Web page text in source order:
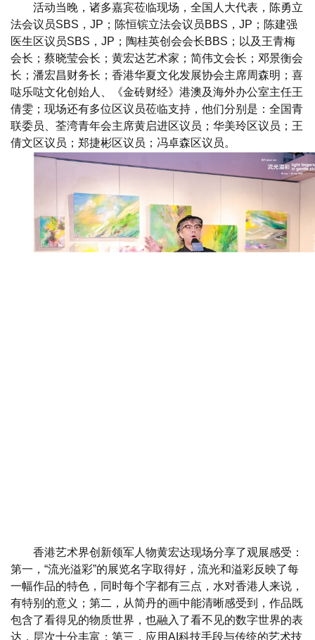
活动当晚，诸多嘉宾莅临现场，全国人大代表，陈勇立
法会议员SBS，JP；陈恒镔立法会议员BBS，JP；陈建强
医生区议员SBS，JP；陶桂英创会会长BBS；以及王青梅
会长；蔡晓莹会长；黄宏达艺术家；简伟文会长；邓景衡会
长；潘宏昌财务长；香港华夏文化发展协会主席周森明；喜
哒乐哒文化创始人、《金砖财经》港澳及海外办公室主任王
倩雯；现场还有多位区议员莅临支持，他们分别是：全国青
联委员、荃湾青年会主席黄启进区议员；华美玲区议员；王
倩文区议员；郑捷彬区议员；冯卓森区议员。
香港艺术界创新领军人物黄宏达现场分享了观展感受：
第一，“流光溢彩”的展览名字取得好，流光和溢彩反映了每
一幅作品的特色，同时每个字都有三点，水对香港人来说，
有特别的意义；第二，从简丹的画中能清晰感受到，作品既
包含了看得见的物质世界，也融入了看不见的数字世界的表
达，层次十分丰富；第三，应用AI科技手段与传统的艺术技